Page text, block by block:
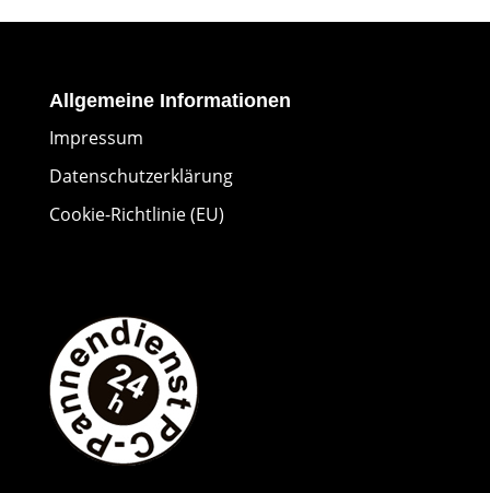
Allgemeine Informationen
Impressum
Datenschutzerklärung
Cookie-Richtlinie (EU)